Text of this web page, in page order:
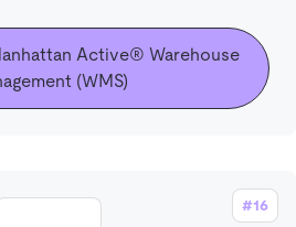
Active® Warehouse
(WMS)
#16